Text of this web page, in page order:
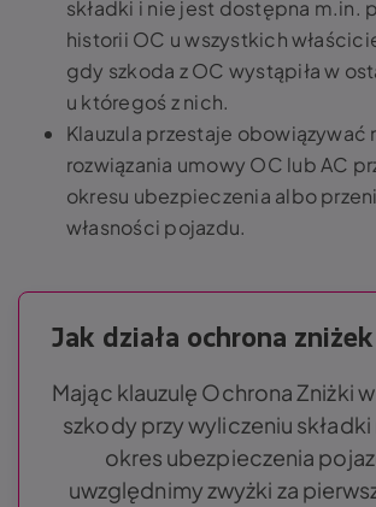
składki i nie jest dostępna m.in.
historii OC u wszystkich
gdy szkoda z OC wystąpiła w
u któregoś z nich.
Klauzula przestaje obowiązywać
rozwiązania umowy OC lub AC
okresu ubezpieczenia albo
własności pojazdu.
Jak działa ochrona zniżek
Mając klauzulę Ochrona Zniżki
szkody przy wyliczeniu
okres ubezpieczenia
uwzględnimy zwyżki za